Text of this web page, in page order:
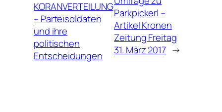
KORANVERTEILUNG
– Parteisoldaten
und ihre
politischen
Entscheidungen
Parkpickerl –
Artikel Kronen
Zeitung Freitag
31. März 2017 →